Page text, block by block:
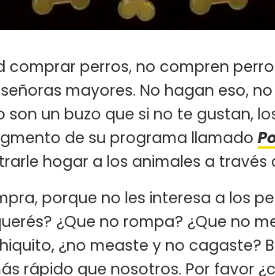
comprar perros, no compren
mayores. No hagan eso,
son un buzo que si no te gustan,
de su programa llamado
hogar a los animales a través
porque no les interesa a los
¿Que no rompa? ¿Que no
¿no measte y no cagaste?
rápido que nosotros. Por favor